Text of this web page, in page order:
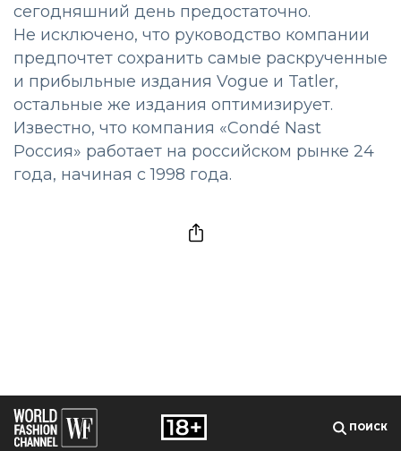
сегодняшний день предостаточно.
Не исключено, что руководство компании
предпочтет сохранить самые раскрученные
и прибыльные издания Vogue и Tatler,
остальные же издания оптимизирует.
Известно, что компания «Condé Nast
Россия» работает на российском рынке 24
года, начиная с 1998 года.
ПОИСК